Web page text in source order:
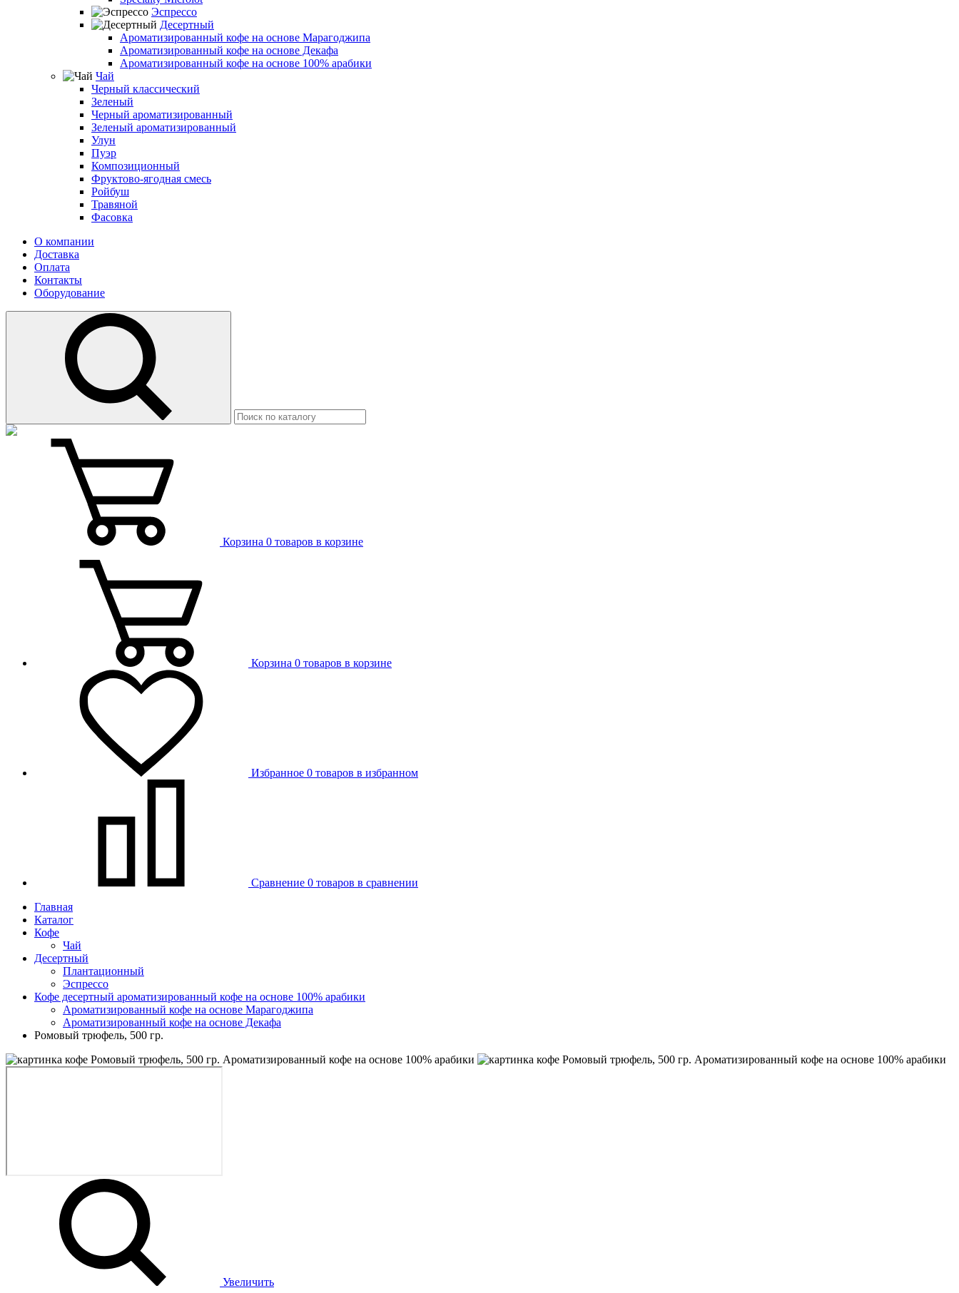
Эспрессо
Десертный
Ароматизированный кофе на основе Марагоджипа
Ароматизированный кофе на основе Декафа
Ароматизированный кофе на основе 100% арабики
Чай
Черный классический
Зеленый
Черный ароматизированный
Зеленый ароматизированный
Улун
Пуэр
Композиционный
Фруктово-ягодная смесь
Ройбуш
Травяной
Фасовка
О компании
Доставка
Оплата
Контакты
Оборудование
Корзина 0 товаров в корзине
Корзина 0 товаров в корзине
Избранное 0 товаров в избранном
Сравнение 0 товаров в сравнении
Главная
Каталог
Кофе
Чай
Десертный
Плантационный
Эспрессо
Кофе десертный ароматизированный кофе на основе 100% арабики
Ароматизированный кофе на основе Марагоджипа
Ароматизированный кофе на основе Декафа
Ромовый трюфель, 500 гр.
Увеличить